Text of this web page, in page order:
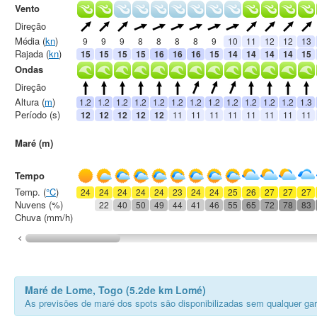
9 9 9 8 8 8 8 9 10 11 12 12 13
15 15 15 15 16 16 16 15 14 14 14 14 15
1.2 1.2 1.2 1.2 1.2 1.2 1.2 1.2 1.2 1.2 1.2 1.2 1.3
12 12 12 12 12 11 11 11 11 11 11 11 11
24 24 24 24 24 23 24 24 25 26 27 27
27
22
40 50 49 44 41 46 55 65 72 78 83
Vento
Direção
Média (kn)
Rajada (kn)
Ondas
Direção
Altura (m)
Período (s)
Maré (m)
Tempo
Temp. (°C)
Nuvens (%)
Chuva (mm/h)
Maré de Lome, Togo (5.2de km Lomé)
As previsões de maré dos spots são disponibilizadas sem qualquer